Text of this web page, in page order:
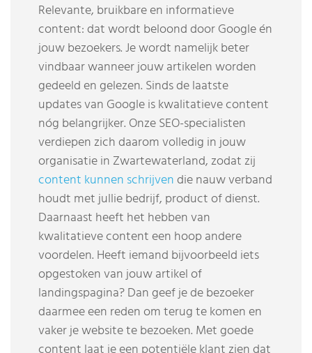
Relevante, bruikbare en informatieve
content: dat wordt beloond door Google én
jouw bezoekers. Je wordt namelijk beter
vindbaar wanneer jouw artikelen worden
gedeeld en gelezen. Sinds de laatste
updates van Google is kwalitatieve content
nóg belangrijker. Onze SEO-specialisten
verdiepen zich daarom volledig in jouw
organisatie in Zwartewaterland, zodat zij
content kunnen schrijvendie nauw verband
houdt met jullie bedrijf, product of dienst.
Daarnaast heeft het hebben van
kwalitatieve content een hoop andere
voordelen. Heeft iemand bijvoorbeeld iets
opgestoken van jouw artikel of
landingspagina? Dan geef je de bezoeker
daarmee een reden om terug te komen en
vaker je website te bezoeken. Met goede